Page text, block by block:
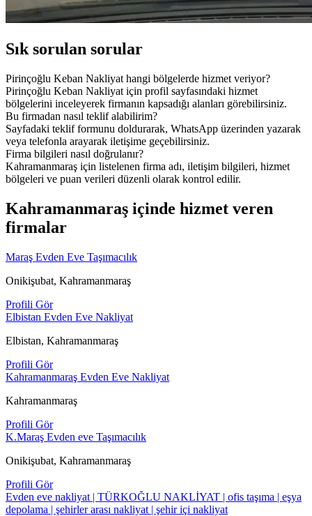
Sık sorulan sorular
Pirinçoğlu Keban Nakliyat hangi bölgelerde hizmet veriyor?
Pirinçoğlu Keban Nakliyat için profil sayfasındaki hizmet
bölgelerini inceleyerek firmanın kapsadığı alanları görebilirsiniz.
Bu firmadan nasıl teklif alabilirim?
Sayfadaki teklif formunu doldurarak, WhatsApp üzerinden yazarak
veya telefonla arayarak iletişime geçebilirsiniz.
Firma bilgileri nasıl doğrulanır?
Kahramanmaraş için listelenen firma adı, iletişim bilgileri, hizmet
bölgeleri ve puan verileri düzenli olarak kontrol edilir.
Kahramanmaraş içinde hizmet veren
firmalar
Maraş Evden Eve Taşımacılık
Onikişubat, Kahramanmaraş
Profili Gör
Elbistan Evden Eve Nakliyat
Elbistan, Kahramanmaraş
Profili Gör
Kahramanmaraş Evden Eve Nakliyat
Kahramanmaraş
Profili Gör
K.Maraş Evden eve Taşımacılık
Onikişubat, Kahramanmaraş
Profili Gör
Evden eve nakliyat | TÜRKOĞLU NAKLİYAT | ofis taşıma | eşya
depolama | şehirler arası nakliyat | şehir içi nakliyat